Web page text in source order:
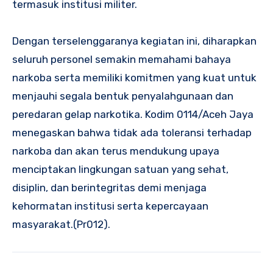
termasuk institusi militer.
Dengan terselenggaranya kegiatan ini, diharapkan
seluruh personel semakin memahami bahaya
narkoba serta memiliki komitmen yang kuat untuk
menjauhi segala bentuk penyalahgunaan dan
peredaran gelap narkotika. Kodim 0114/Aceh Jaya
menegaskan bahwa tidak ada toleransi terhadap
narkoba dan akan terus mendukung upaya
menciptakan lingkungan satuan yang sehat,
disiplin, dan berintegritas demi menjaga
kehormatan institusi serta kepercayaan
masyarakat.(Pr012).